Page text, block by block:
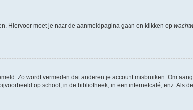
Hiervoor moet je naar de aanmeldpagina gaan en klikken op
Zo wordt vermeden dat anderen je account misbruiken. Om
op school, in de bibliotheek, in een internetcafé, enz. Als